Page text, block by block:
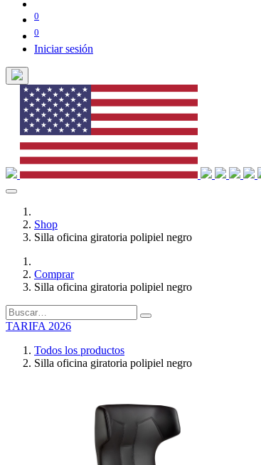
0
0
Iniciar sesión
Shop
Silla oficina giratoria polipiel negro
Comprar
Silla oficina giratoria polipiel negro
TARIFA 2026
Todos los productos
Silla oficina giratoria polipiel negro